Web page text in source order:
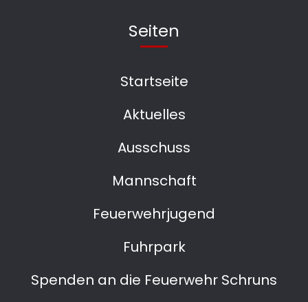
Seiten
Startseite
Aktuelles
Ausschuss
Mannschaft
Feuerwehrjugend
Fuhrpark
Spenden an die Feuerwehr Schruns